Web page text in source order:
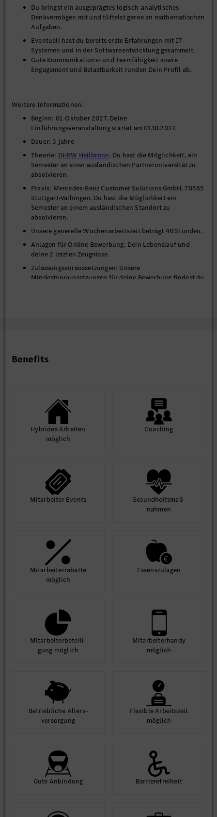
Du bringst ein ausgeprägtes logisch-analytisches
Denkvermögen mit und tüftelst gerne an mathematischen
Aufgaben.
Eventuell hast du bereits erste Erfahrungen mit IT-
Systemen und in der Softwareentwicklung gesammelt.
Gute Kommunikations- und Teamfähigkeit sowie
Engagement und Belastbarkeit runden Dein Profil ab.
Weitere Informationen:
Beginn: 01. Oktober 2027. Deine
Einführungsveranstaltung startet am 01.10.2027.
Dauer: 3 Jahre
Theorie: DHBW Heilbronn. Du hast die Möglichkeit, ein
Semester an einer ausländischen Partneruniversität zu
absolvieren.
Praxis: Mercedes-Benz Customer Solutions GmbH, 70565
Stuttgart-Vaihingen. Du hast die Möglichkeit ein
Semester an einem ausländischen Standort zu
absolvieren.
Unsere generelle Wochenarbeitszeit beträgt 40 Stunden.
Anlagen für Online Bewerbung: Dein Lebenslauf und
deine 2 letzten Zeugnisse.
Zulassungsvoraussetzungen: Unsere
Mindestvoraussetzungen für deine Bewerbung findest du
beachten: Mindestens 2 Dokumente, Dateibezeichnung max. 20
Zeichen, Datenmenge insgesamt max. 6 MB Wir freuen uns
Benefits
Hybrides Arbeiten
möglich
Coaching
Mit­arbeiter Events
Gesund­heits­maß­
nahmen
Mit­arbeiter­rabatte
möglich
Essens­zulagen
Mit­arbeiter­beteili­
gung möglich
Mit­arbeiter­handy
möglich
Betrieb­liche Alters­
ver­sorgung
Flexible Arbeits­zeit
möglich
Gute An­bindung Barriere­frei­heit